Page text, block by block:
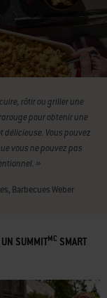
rôtir ou griller une
pour obtenir une
Vous pouvez
vous ne pouvez pas
»
Barbecues Weber
SUMMITMC SMART